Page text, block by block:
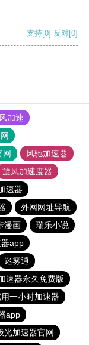
支持[0] 反对[0]
加速
网
风驰加速器
旋风加速度器
速器
外网网址导航
漫画
瑞乐小说
app
迷雾通
速器永久免费版
一小时加速器
app
光加速器官网